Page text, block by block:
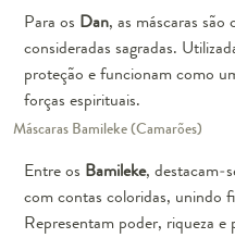
Para os Dan, as máscaras são
consideradas sagradas.
proteção e funcionam como
forças espirituais.
Máscaras Bamileke (Camarões)
Entre os Bamileke, destacam-
com contas coloridas, unindo
Representam poder, riqueza